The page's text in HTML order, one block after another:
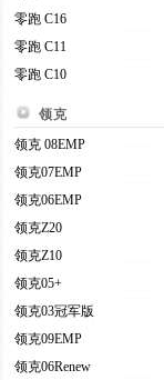
零跑 C16
零跑 C11
零跑 C10
领克
领克 08EMP
领克07EMP
领克06EMP
领克Z20
领克Z10
领克05+
领克03冠军版
领克09EMP
领克06Renew